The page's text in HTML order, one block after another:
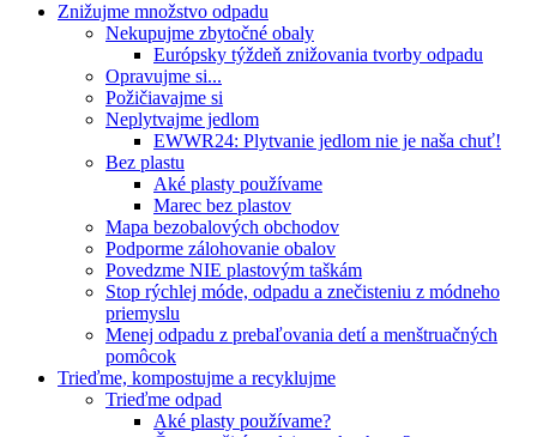
Znižujme množstvo odpadu
Nekupujme zbytočné obaly
Európsky týždeň znižovania tvorby odpadu
Opravujme si...
Požičiavajme si
Neplytvajme jedlom
EWWR24: Plytvanie jedlom nie je naša chuť!
Bez plastu
Aké plasty používame
Marec bez plastov
Mapa bezobalových obchodov
Podporme zálohovanie obalov
Povedzme NIE plastovým taškám
Stop rýchlej móde, odpadu a znečisteniu z módneho
priemyslu
Menej odpadu z prebaľovania detí a menštruačných
pomôcok
Trieďme, kompostujme a recyklujme
Trieďme odpad
Aké plasty používame?